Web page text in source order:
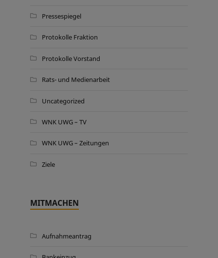
Pressespiegel
Protokolle Fraktion
Protokolle Vorstand
Rats- und Medienarbeit
Uncategorized
WNK UWG – TV
WNK UWG – Zeitungen
Ziele
MITMACHEN
Aufnahmeantrag